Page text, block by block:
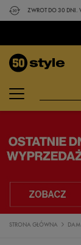
ZWROT DO 30 DNI.
STRONA GŁÓWNA